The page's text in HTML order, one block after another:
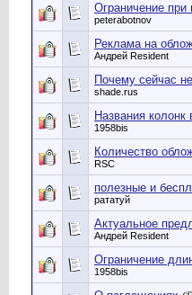
Ограничение при
peterabotnov
Реклама на
Андрей Resident
Почему сейчас
shade.rus
Названия колонк
1958bis
Количество
RSC
полезные и
рататуй
Актуальное
Андрей Resident
Ограничение
1958bis